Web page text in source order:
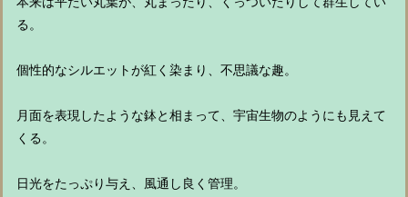
る。
個性的なシルエットが紅く染まり、不思議な趣。
月面を表現したような鉢と相まって、宇宙生物のようにも見えて
くる。
日光をたっぷり与え、風通し良く管理。